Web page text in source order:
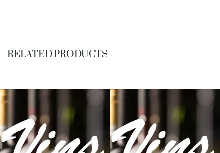
RELATED PRODUCTS